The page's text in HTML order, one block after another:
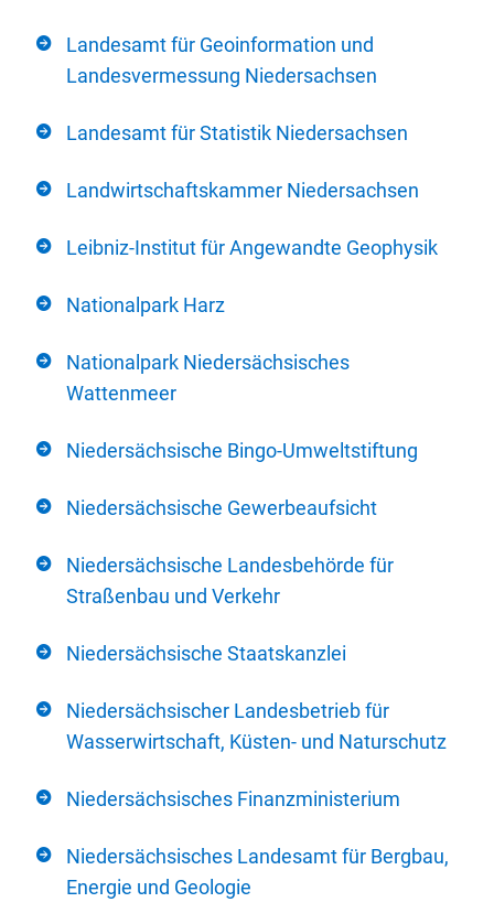
Landesamt für Geoinformation und
Landesvermessung Niedersachsen
Landesamt für Statistik Niedersachsen
Landwirtschaftskammer Niedersachsen
Leibniz-Institut für Angewandte Geophysik
Nationalpark Harz
Nationalpark Niedersächsisches
Wattenmeer
Niedersächsische Bingo-Umweltstiftung
Niedersächsische Gewerbeaufsicht
Niedersächsische Landesbehörde für
Straßenbau und Verkehr
Niedersächsische Staatskanzlei
Niedersächsischer Landesbetrieb für
Wasserwirtschaft, Küsten- und Naturschutz
Niedersächsisches Finanzministerium
Niedersächsisches Landesamt für Bergbau,
Energie und Geologie